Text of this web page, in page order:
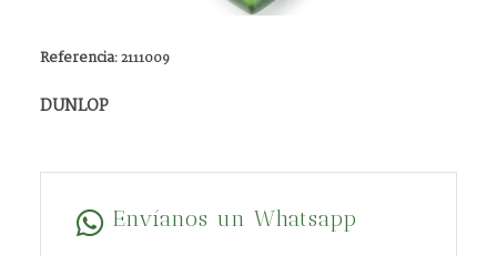
Referencia:2111009
DUNLOP
Envíanos un Whatsapp